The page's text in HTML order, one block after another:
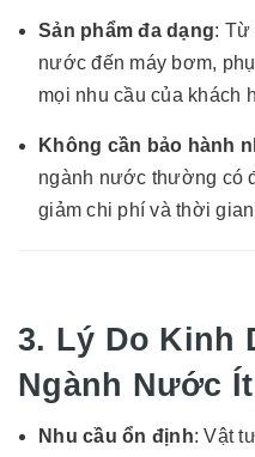
Sản phẩm đa dạng: Từ
nước đến máy bơm,
mọi nhu cầu của khách
Không cần bảo hành
ngành nước thường có
giảm chi phí và thời
3. Lý Do Kinh
Ngành Nước
Nhu cầu ổn định: Vật